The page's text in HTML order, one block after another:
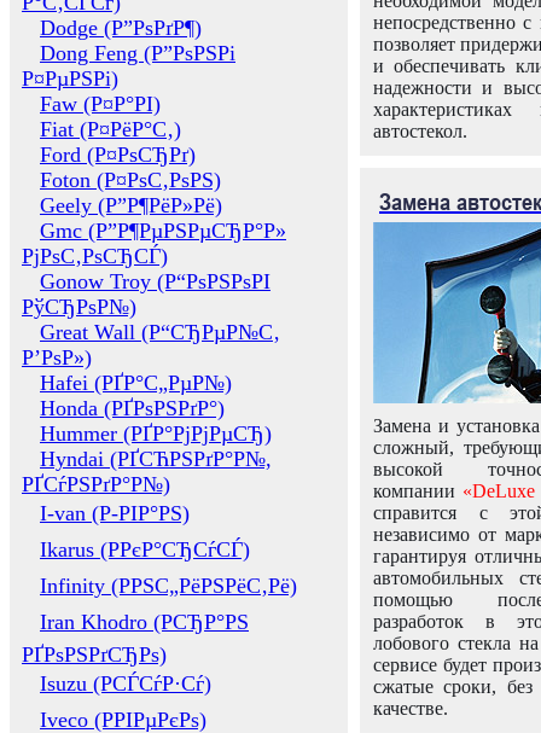
Dodge (Р”РѕРґР¶)
Dong Feng (Р”РѕРЅРі
Р¤РµРЅРі)
Faw (Р¤Р°РІ)
Fiat (Р¤РёР°С‚)
Ford (Р¤РѕСЂРґ)
Foton (Р¤РѕС‚РѕРЅ)
Geely (Р”Р¶РёР»Рё)
Gmc (Р”Р¶РµРЅРµСЂР°Р»
РјРѕС‚РѕСЂСЃ)
Gonow Troy (Р“РѕРЅРѕРІ
РўСЂРѕР№)
Great Wall (Р“СЂРµР№С‚
Р’РѕР»)
Hafei (РҐР°С„РµР№)
Honda (РҐРѕРЅРґР°)
Hummer (РҐР°РјРјРµСЂ)
Hyndai (РҐСЋРЅРґР°Р№,
РҐСѓРЅРґР°Р№)
I-van (Р-РІР°РЅ)
Ikarus (РРєР°СЂСѓСЃ)
Infinity (РРЅС„РёРЅРёС‚Рё)
Iran Khodro (РСЂР°РЅ
РҐРѕРЅРґСЂРѕ)
Isuzu (РСЃСѓР·Сѓ)
Iveco (РРІРµРєРѕ)
непосредственно
позволяет
и обеспечивать
надежности и
автостекол.
Замена
Замена и
сложный,
высокой
компании «DeLuxe
справится с
независимо от
гарантируя
автомобильных
помощью
разработок в
лобового стекла
сервисе будет
сжатые сроки,
качестве.